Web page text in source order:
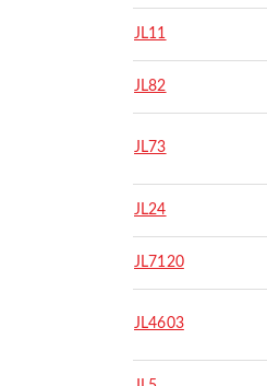
JL11
JL82
JL73
JL24
JL7120
JL4603